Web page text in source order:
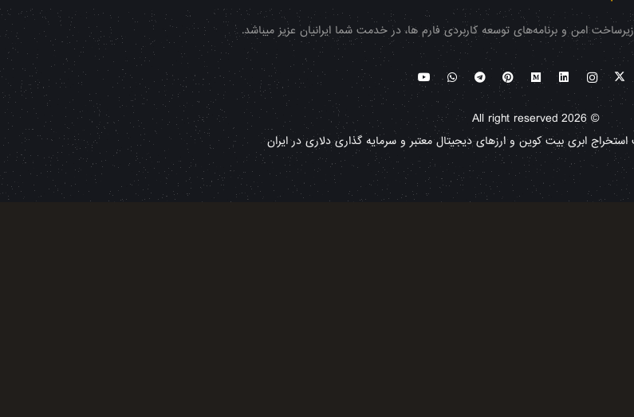
امن و برنامه‌های توسعه کاربردی فارم ها، در خدمت شما ایرانیان عزیز میباشد.
© All right reserved 2026
ابری بیت کوین و ارزهای دیجیتال معتبر و سرمایه گذاری دلاری در ایران